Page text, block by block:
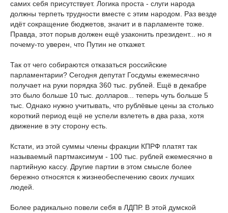
самих себя присутствует. Логика проста - слуги народа
должны терпеть трудности вместе с этим народом. Раз везде
идёт сокращение бюджетов, значит и в парламенте тоже.
Правда, этот порыв должен ещё узаконить президент... но я
почему-то уверен, что Путин не откажет.
Так от чего собираются отказаться российские
парламентарии? Сегодня депутат Госдумы ежемесячно
получает на руки порядка 360 тыс. рублей. Ещё в декабре
это было больше 10 тыс. долларов... теперь чуть больше 5
тыс. Однако нужно учитывать, что рублёвые цены за столько
короткий период ещё не успели взлететь в два раза, хотя
движение в эту сторону есть.
Кстати, из этой суммы члены фракции КПРФ платят так
называемый партмаксимум - 100 тыс. рублей ежемесячно в
партийную кассу. Другие партии в этом смысле более
бережно относятся к жизнеобеспечению своих лучших
людей.
Более радикально повели себя в ЛДПР. В этой думской